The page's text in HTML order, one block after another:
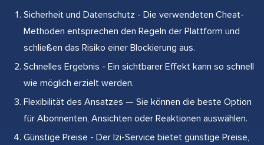
Sicherheit und Datenschutz - Die verwendeten Cheat-
Methoden entsprechen den Regeln der Plattform und
schließen das Risiko einer Blockierung aus.
Schnelles Ergebnis - Ein sichtbarer Effekt kann so schnell
wie möglich erzielt werden.
Flexibilität des Ansatzes — Sie können die beste Option
für Abonnenten, Ansichten oder Reaktionen auswählen.
Günstige Preise - Der Izi-Service bietet günstige Preise,